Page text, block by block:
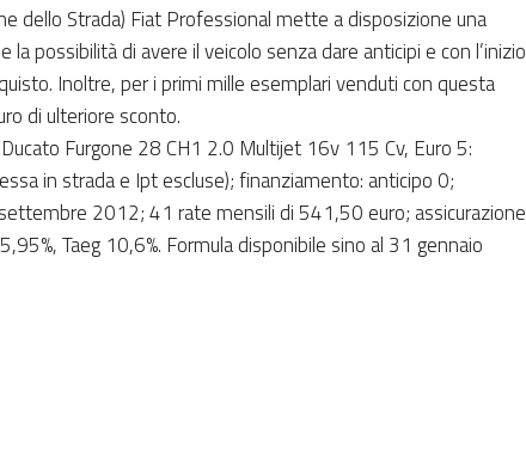
dello Strada) Fiat Professional mette a disposizione una
possibilità di avere il veicolo senza dare anticipi e con l’inizio
Inoltre, per i primi mille esemplari venduti con questa
di ulteriore sconto.
Furgone 28 CH1 2.0 Multijet 16v 115 Cv, Euro 5:
in strada e Ipt escluse); finanziamento: anticipo 0;
2012; 41 rate mensili di 541,50 euro; assicurazione
Taeg 10,6%. Formula disponibile sino al 31 gennaio